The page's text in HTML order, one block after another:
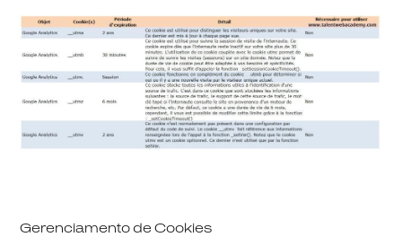
Gerenciamento de Cookies